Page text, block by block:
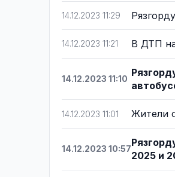
14.12.2023 11:29
14.12.2023 11:21 В ДТП
14.12.2023 11:10
14.12.2023 11:01 Жители
14.12.2023 10:57
2025 и